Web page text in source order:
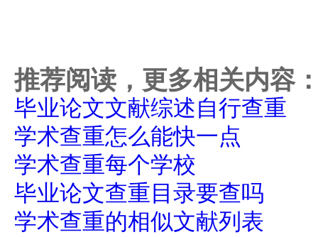
推荐阅读，更多相关内容
毕业论文文献综述自行查重
学术查重怎么能快一点
学术查重每个学校
毕业论文查重目录要查吗
学术查重的相似文献列表